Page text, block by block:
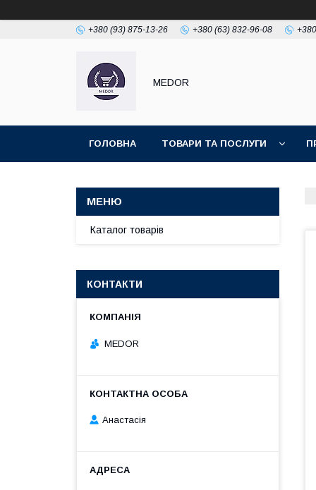
+380 (93) 875-13-26 +380 (63) 832-96-08
MEDOR
ГОЛОВНА ТОВАРИ ТА ПОСЛУГИ
Каталог товарів
КОНТАКТИ
MEDOR
Анастасія